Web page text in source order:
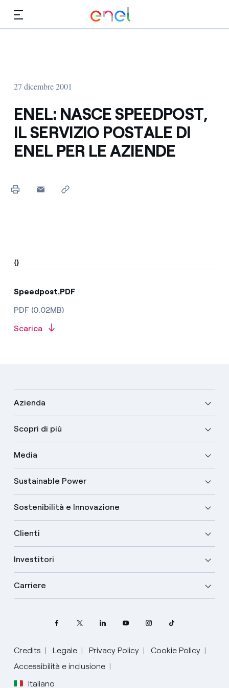
27 dicembre 2001
ENEL: NASCE SPEEDPOST,
IL SERVIZIO POSTALE DI
ENEL PER LE AZIENDE
{}
Speedpost.PDF
PDF (0.02MB)
Scarica
Azienda
Scopri di più
Media
Sustainable Power
Sostenibilità e Innovazione
Clienti
Investitori
Carriere
Credits Legale Privacy Policy
Cookie Policy
Accessibilità e inclusione
Italiano